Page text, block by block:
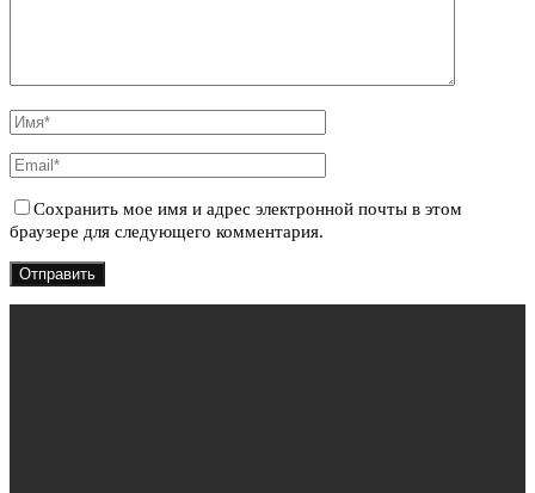
Сохранить мое имя и адрес электронной почты в этом
браузере для следующего комментария.